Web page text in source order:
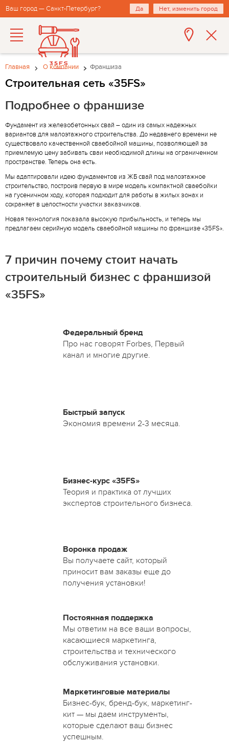
Ваш город — Санкт-Петербург? Да Нет, изменить город
Главная О компании Франшиза
Строительная сеть «35FS»
Подробнее о франшизе
Фундамент из железобетонных свай – один из самых надежных
вариантов для малоэтажного строительства. До недавнего времени не
существовало качественной сваебойной машины, позволяющей за
приемлемую цену забивать сваи необходимой длины на ограниченном
пространстве. Теперь она есть.
Мы адаптировали идею фундаментов из ЖБ свай под малоэтажное
строительство, построив первую в мире модель компактной сваебойки
на гусеничном ходу, которая подходит для работы в жилых зонах и
сохраняет в целостности участки заказчиков.
Новая технология показала высокую прибыльность, и теперь мы
предлагаем серийную модель сваебойной машины по франшизе «35FS».
7 причин почему стоит начать
строительный бизнес с франшизой
«35FS»
Федеральный бренд
Про нас говорят Forbes, Первый
канал и многие другие.
Быстрый запуск
Экономия времени 2-3 месяца.
Бизнес-курс «35FS»
Теория и практика от лучших
экспертов строительного бизнеса.
Воронка продаж
Вы получаете сайт, который
приносит вам заказы еще до
получения установки!
Постоянная поддержка
Мы ответим на все ваши вопросы,
касающиеся маркетинга,
строительства и технического
обслуживания установки.
Маркетинговые материалы
Бизнес-бук, бренд-бук, маркетинг-
кит — мы даем инструменты,
которые сделают ваш бизнес
успешным.